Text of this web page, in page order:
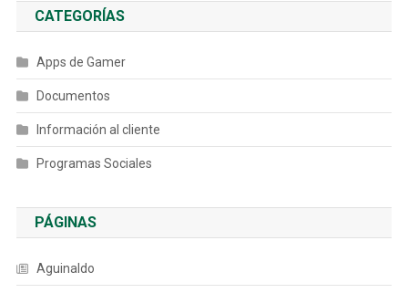
CATEGORÍAS
Apps de Gamer
Documentos
Información al cliente
Programas Sociales
PÁGINAS
Aguinaldo